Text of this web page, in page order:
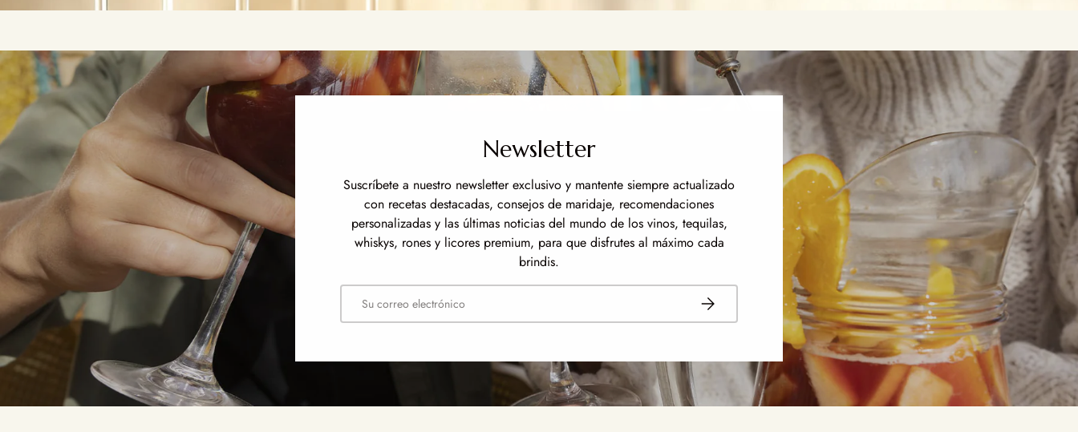
Newsletter
Suscríbete a nuestro newsletter exclusivo y mantente siempre actualizado
con recetas destacadas, consejos de maridaje, recomendaciones
personalizadas y las últimas noticias del mundo de los vinos, tequilas,
whiskys, rones y licores premium, para que disfrutes al máximo cada
brindis.
Correo electrónico Suscribirse